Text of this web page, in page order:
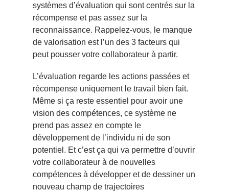
systèmes d’évaluation qui sont centrés sur la
récompense et pas assez sur la
reconnaissance. Rappelez-vous, le manque
de valorisation est l’un des 3 facteurs qui
peut pousser votre collaborateur à partir.
L’évaluation regarde les actions passées et
récompense uniquement le travail bien fait.
Même si ça reste essentiel pour avoir une
vision des compétences, ce système ne
prend pas assez en compte le
développement de l’individu ni de son
potentiel. Et c’est ça qui va permettre d’ouvrir
votre collaborateur à de nouvelles
compétences à développer et de dessiner un
nouveau champ de trajectoires